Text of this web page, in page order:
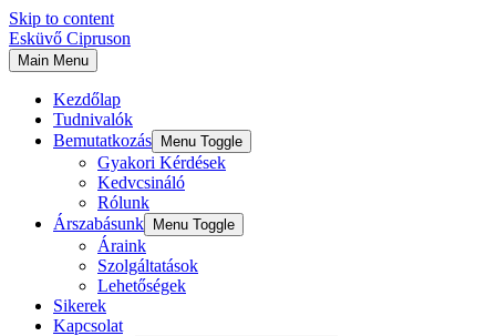
Skip to content
Esküvő Cipruson
Main Menu
Kezdőlap
Tudnivalók
Bemutatkozás
Menu Toggle
Gyakori Kérdések
Kedvcsináló
Rólunk
Árszabásunk
Menu Toggle
Áraink
Szolgáltatások
Lehetőségek
Sikerek
Kapcsolat